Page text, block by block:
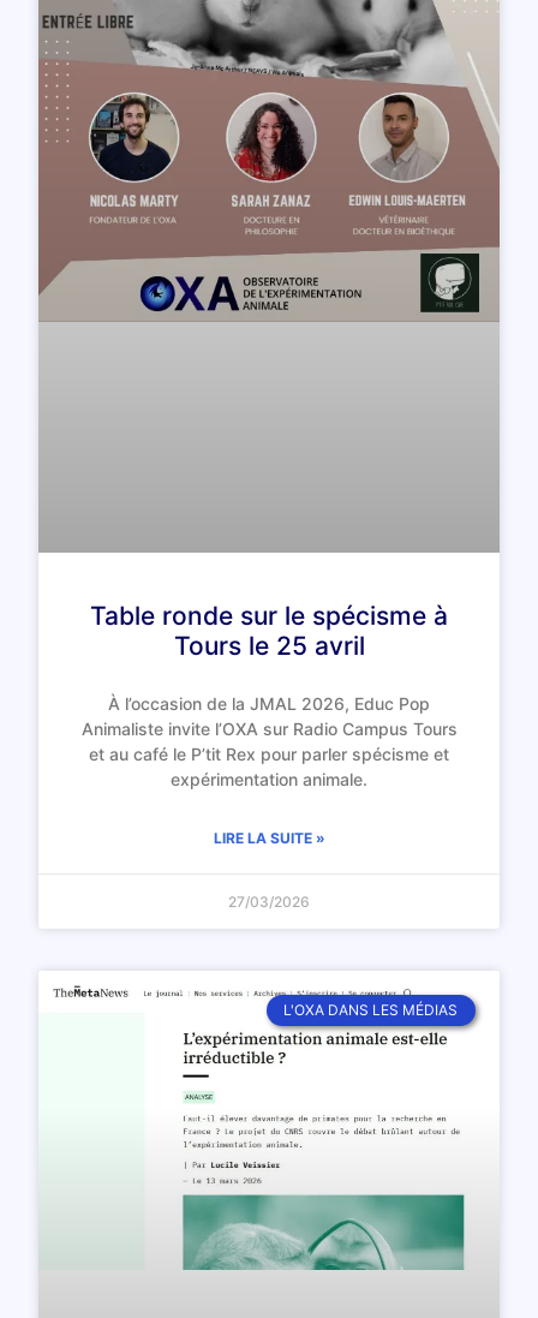
Table ronde sur le spécisme à
Tours le 25 avril
À l’occasion de la JMAL 2026, Educ Pop
Animaliste invite l’OXA sur Radio Campus Tours
et au café le P’tit Rex pour parler spécisme et
expérimentation animale.
LIRE LA SUITE »
27/03/2026
L'OXA DANS LES MÉDIAS